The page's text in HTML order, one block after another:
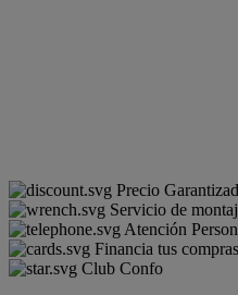
Precio
Servicio de
Atención
Financia tus
Club Confo